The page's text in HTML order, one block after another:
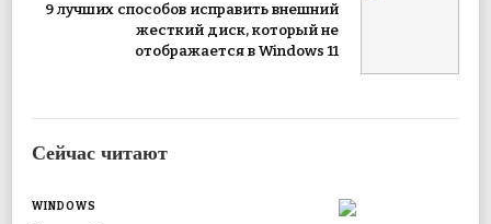
9 лучших способов исправить внешний
жесткий диск, который не
отображается в Windows 11
Сейчас читают
WINDOWS